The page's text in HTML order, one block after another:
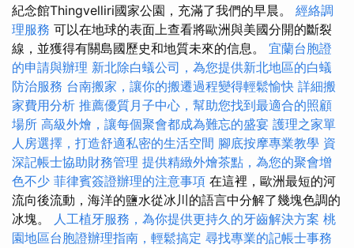
紀念館Thingvelliri國家公園，充滿了我們的早晨。 經絡調
理服務 可以在地球的表面上查看將歐洲與美國分開的斷裂
線，並獲得有關島國歷史和地質未來的信息。 宜蘭台胞證
的申請與辦理 新北除白蟻公司，為您提供新北地區的白蟻
防治服務 台南搬家，讓你的搬遷過程變得輕鬆愉快 詳細搬
家費用分析 推薦優質月子中心，幫助您找到最適合的照顧
場所 高級外燴，讓每個聚會都成為難忘的盛宴 護理之家單
人房選擇，打造舒適私密的生活空間 腳底按摩專業教學 資
深記帳士協助財務管理 提供精緻外燴茶點，為您的聚會增
色不少 菲律賓簽證辦理的注意事項 在這裡，歐洲最短的河
流向後流動，海洋的鹽水從冰川的語言中分解了幾塊色調的
冰塊。 人工植牙服務，為你提供更持久的牙齒解決方案 桃
園地區台胞證辦理指南，輕鬆搞定 尋找專業的記帳士事務